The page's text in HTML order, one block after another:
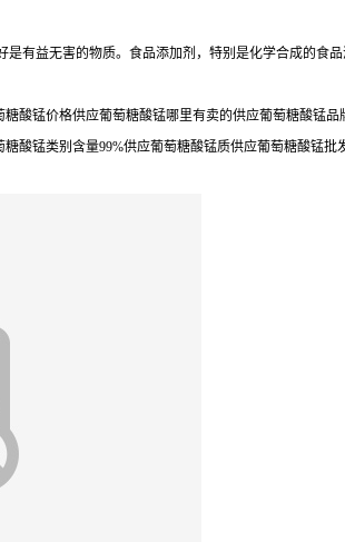
有益无害的物质。食品添加剂，特别是化学合成的食
酸锰价格供应葡萄糖酸锰哪里有卖的供应葡萄糖酸锰
酸锰类别含量99%供应葡萄糖酸锰质供应葡萄糖酸锰